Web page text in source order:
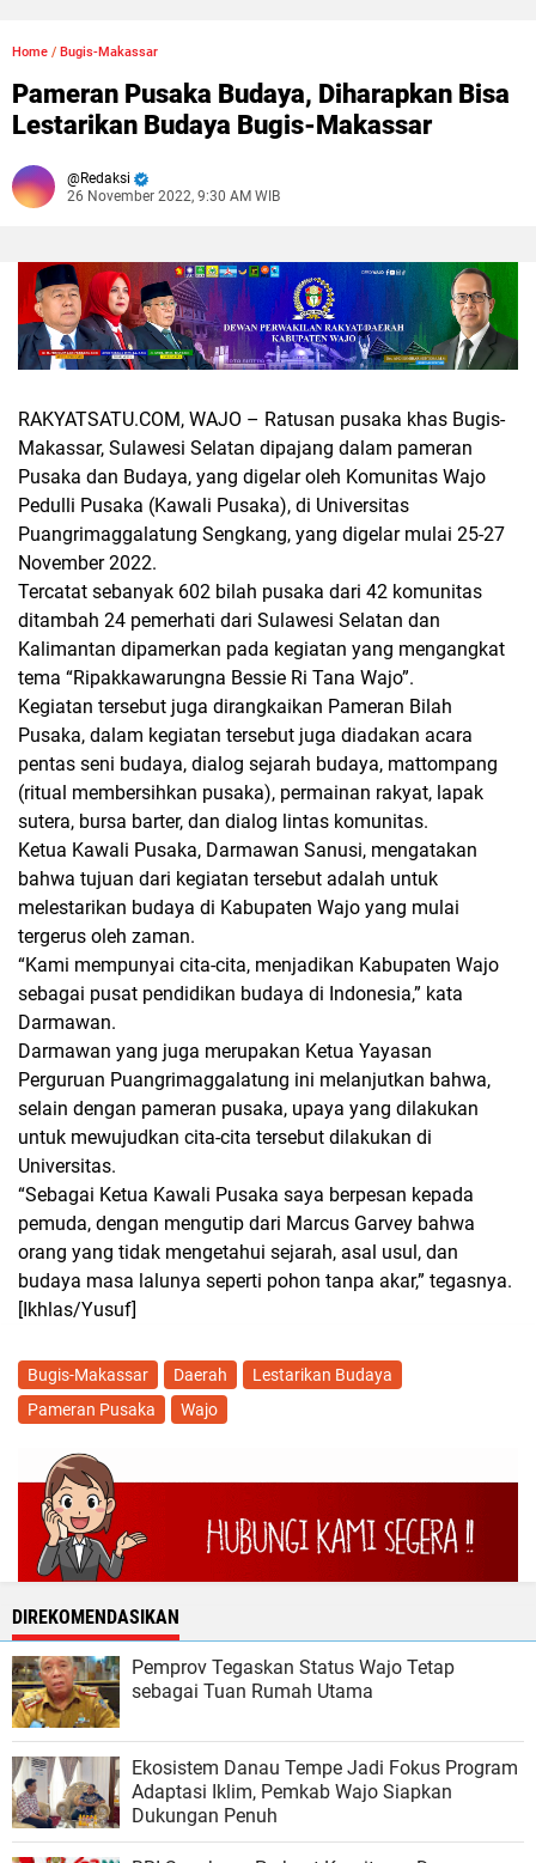
Home / Bugis-Makassar
Pameran Pusaka Budaya, Diharapkan Bisa
Lestarikan Budaya Bugis-Makassar
Redaksi
26 November 2022, 9:30 AM WIB
RAKYATSATU.COM, WAJO – Ratusan pusaka khas Bugis-
Makassar, Sulawesi Selatan dipajang dalam pameran
Pusaka dan Budaya, yang digelar oleh Komunitas Wajo
Pedulli Pusaka (Kawali Pusaka), di Universitas
Puangrimaggalatung Sengkang, yang digelar mulai 25-27
November 2022.
Tercatat sebanyak 602 bilah pusaka dari 42 komunitas
ditambah 24 pemerhati dari Sulawesi Selatan dan
Kalimantan dipamerkan pada kegiatan yang mengangkat
tema “Ripakkawarungna Bessie Ri Tana Wajo”.
Kegiatan tersebut juga dirangkaikan Pameran Bilah
Pusaka, dalam kegiatan tersebut juga diadakan acara
pentas seni budaya, dialog sejarah budaya, mattompang
(ritual membersihkan pusaka), permainan rakyat, lapak
sutera, bursa barter, dan dialog lintas komunitas.
Ketua Kawali Pusaka, Darmawan Sanusi, mengatakan
bahwa tujuan dari kegiatan tersebut adalah untuk
melestarikan budaya di Kabupaten Wajo yang mulai
tergerus oleh zaman.
“Kami mempunyai cita-cita, menjadikan Kabupaten Wajo
sebagai pusat pendidikan budaya di Indonesia,” kata
Darmawan.
Darmawan yang juga merupakan Ketua Yayasan
Perguruan Puangrimaggalatung ini melanjutkan bahwa,
selain dengan pameran pusaka, upaya yang dilakukan
untuk mewujudkan cita-cita tersebut dilakukan di
Universitas.
“Sebagai Ketua Kawali Pusaka saya berpesan kepada
pemuda, dengan mengutip dari Marcus Garvey bahwa
orang yang tidak mengetahui sejarah, asal usul, dan
budaya masa lalunya seperti pohon tanpa akar,” tegasnya.
[Ikhlas/Yusuf]
Bugis-Makassar Daerah
Lestarikan Budaya
Pameran Pusaka
Wajo
DIREKOMENDASIKAN
Pemprov Tegaskan Status Wajo Tetap
sebagai Tuan Rumah Utama
Ekosistem Danau Tempe Jadi Fokus Program
Adaptasi Iklim, Pemkab Wajo Siapkan
Dukungan Penuh